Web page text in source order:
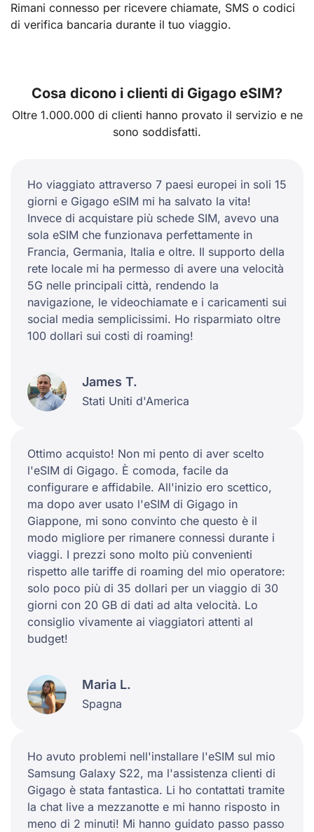
Rimani connesso per ricevere chiamate, SMS o codici
di verifica bancaria durante il tuo viaggio.
Cosa dicono i clienti di Gigago eSIM?
Oltre 1.000.000 di clienti hanno provato il servizio e ne
sono soddisfatti.
Ho viaggiato attraverso 7 paesi europei in soli 15
giorni e Gigago eSIM mi ha salvato la vita!
Invece di acquistare più schede SIM, avevo una
sola eSIM che funzionava perfettamente in
Francia, Germania, Italia e oltre. Il supporto della
rete locale mi ha permesso di avere una velocità
5G nelle principali città, rendendo la
navigazione, le videochiamate e i caricamenti sui
social media semplicissimi. Ho risparmiato oltre
100 dollari sui costi di roaming!
James T.
Stati Uniti d'America
Ottimo acquisto! Non mi pento di aver scelto
l'eSIM di Gigago. È comoda, facile da
configurare e affidabile. All'inizio ero scettico,
ma dopo aver usato l'eSIM di Gigago in
Giappone, mi sono convinto che questo è il
modo migliore per rimanere connessi durante i
viaggi. I prezzi sono molto più convenienti
rispetto alle tariffe di roaming del mio operatore:
solo poco più di 35 dollari per un viaggio di 30
giorni con 20 GB di dati ad alta velocità. Lo
consiglio vivamente ai viaggiatori attenti al
budget!
Maria L.
Spagna
Ho avuto problemi nell'installare l'eSIM sul mio
Samsung Galaxy S22, ma l'assistenza clienti di
Gigago è stata fantastica. Li ho contattati tramite
la chat live a mezzanotte e mi hanno risposto in
meno di 2 minuti! Mi hanno guidato passo passo